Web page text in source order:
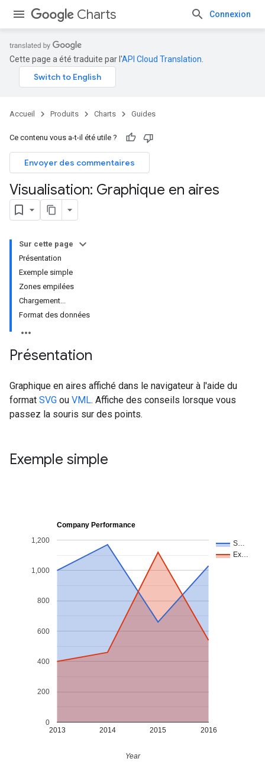
Charts Connexion
Cette page a été traduite par l'API Cloud Translation
Accueil Produits Charts Guides
Ce contenu vous a-t-il été utile ?
Envoyer des commentaires
Visualisation: Graphique en aires
Sur cette page
Présentation
Exemple simple
Zones empilées
Chargement...
Format des données
Présentation
Graphique en aires affiché dans le navigateur à l'aide du
format SVG ou VML. Affiche des conseils lorsque vous
passez la souris sur des points.
Exemple simple